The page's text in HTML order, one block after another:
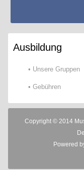
Ausbildung
• Unsere Gruppen
• Gebühren
Copyright © 2014
Powered